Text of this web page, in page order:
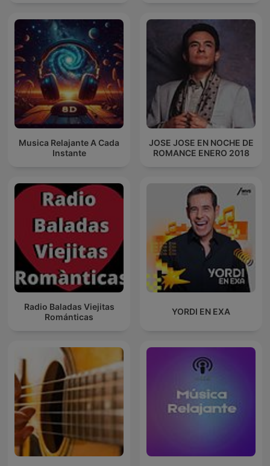
Musica Relajante A Cada
Instante
JOSE JOSE EN NOCHE DE
ROMANCE ENERO 2018
Radio Baladas Viejitas
Románticas
YORDI EN EXA